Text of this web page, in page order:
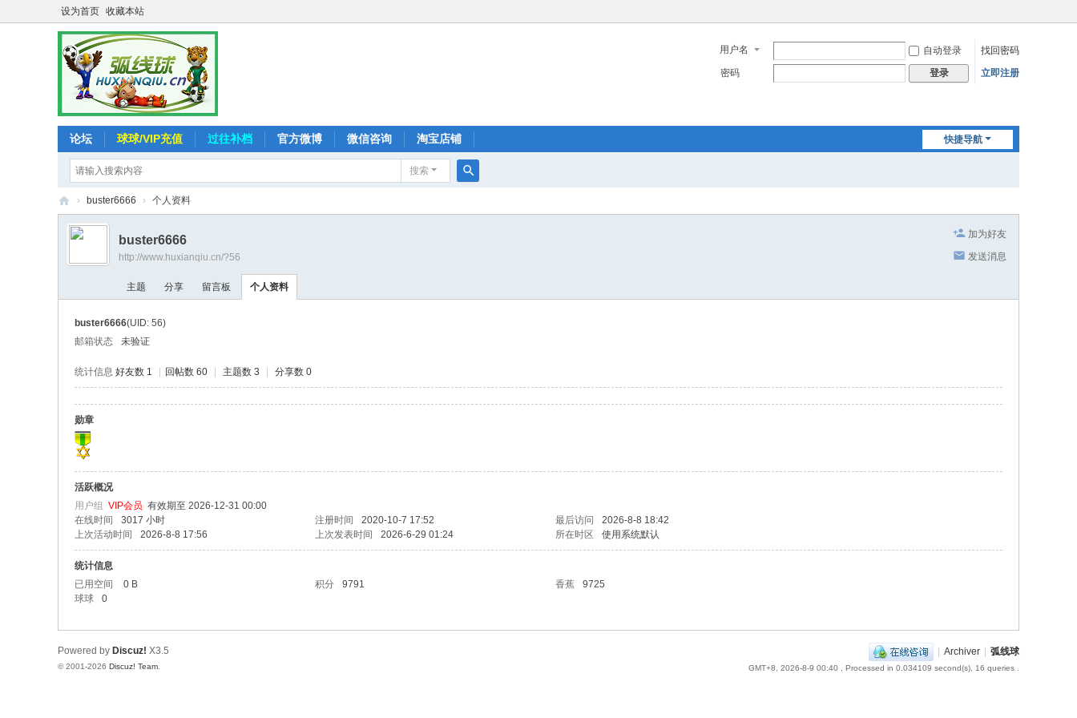
设为首页 收藏本站
用户名 自动登录
找回密码
密码
登录 立即注册
快捷导航
论坛 球球/VIP充值 过往补档 官方微博 微信咨询 淘宝店铺
搜索
索
弧
球
› buster6666 › 个人资料
加为好友
发送消息
buster6666
http://www.huxianqiu.cn/?56
主题 分享 留言板 个人资料
buster6666(UID: 56)
邮箱状态
未验证
统计信息 好友数 1 回帖数 60 主题数 3 分享数 0
勋章
活跃概况
用户组 VIP会员 有效期至 2026-12-31 00:00
在线时间
3017 小时 注册时间 2020-10-7 17:52 最后访问
2026-8-8 18:42
上次活动时间
2026-8-8 17:56 上次发表时间 2026-6-29 01:24 所在时区 使用系统默认
统计信息
已用空间
0 B 积分 9791 香蕉
9725
球球
0
| Archiver | 弧线球
GMT+8, 2026-8-9 00:40 , Processed in 0.034109 second(s), 16 queries .
Powered by Discuz! X3.5
© 2001-2026 Discuz! Team